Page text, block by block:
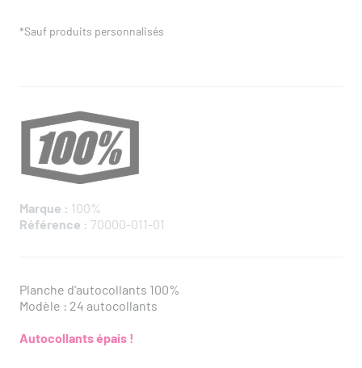
*Sauf produits personnalisés
Marque : 100%
Référence : 70000-011-01
Planche d'autocollants 100%
Modèle : 24 autocollants
Autocollants épais !